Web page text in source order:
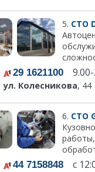
5. СТО
29 1621100 9.00-
ул. Колесникова, 44
6. СТО
44 7158848 с